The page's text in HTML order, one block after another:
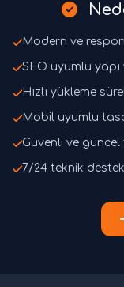
Modern ve
SEO uyumlu yapı
Hızlı yükleme
Mobil uyumlu
Güvenli ve
7/24 teknik destek